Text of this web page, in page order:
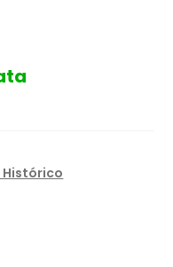
Histórico